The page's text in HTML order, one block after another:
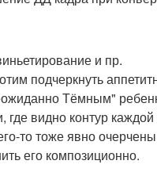
и пр.
подчеркнуть
Тёмным"
видно контур каждой
то тоже явно
его композиционно.